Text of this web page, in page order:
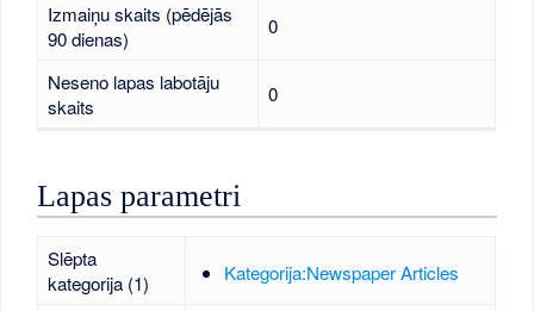
Izmaiņu skaits (pēdējās
90 dienas)
0
Neseno lapas labotāju
skaits
0
Lapas parametri
Slēpta
kategorija (1)
Kategorija:Newspaper Articles